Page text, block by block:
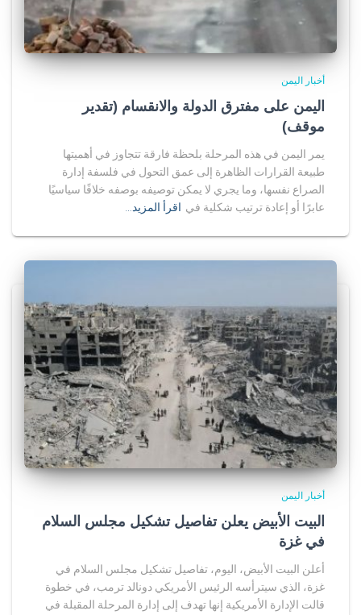
أخبار اليمن
اليمن على مفترق الدولة والانقسام (تقدير
موقف)
يمر اليمن في هذه المرحلة بلحظة فارقة تتجاوز في أهميتها
طبيعة القرارات الظاهرة إلى عمق التحول في فلسفة إدارة
الصراع نفسها، وما يجري لا يمكن توصيفه بوصفه خلافًا سياسيًا
عابرًا أو إعادة ترتيب شكلية في اقرأ المزيد…
أخبار اليمن
البيت الأبيض يعلن تفاصيل تشكيل مجلس السلام
في غزة
أعلن البيت الأبيض، اليوم، تفاصيل تشكيل مجلس السلام في
غزة، الذي سيترأسه الرئيس الأمريكي دونالد ترمب، في خطوة
قالت الإدارة الأمريكية إنها تهدف إلى إدارة المرحلة المقبلة في